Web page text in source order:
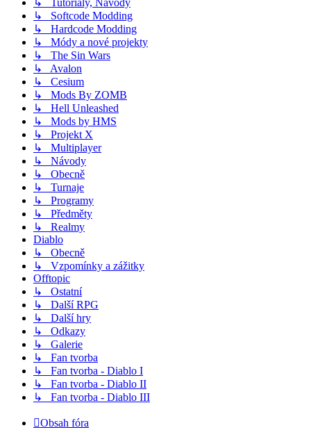
↳ Tutoriály, Návody
↳ Softcode Modding
↳ Hardcode Modding
↳ Módy a nové projekty
↳ The Sin Wars
↳ Avalon
↳ Cesium
↳ Mods By ZOMB
↳ Hell Unleashed
↳ Mods by HMS
↳ Projekt X
↳ Multiplayer
↳ Návody
↳ Obecně
↳ Turnaje
↳ Programy
↳ Předměty
↳ Realmy
Diablo
↳ Obecně
↳ Vzpomínky a zážitky
Offtopic
↳ Ostatní
↳ Další RPG
↳ Další hry
↳ Odkazy
↳ Galerie
↳ Fan tvorba
↳ Fan tvorba - Diablo I
↳ Fan tvorba - Diablo II
↳ Fan tvorba - Diablo III
Obsah fóra